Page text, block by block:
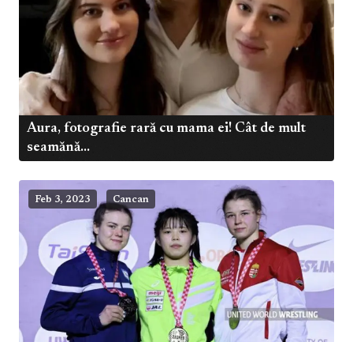
Aura, fotografie rară cu mama ei! Cât de mult
seamănă...
Feb 3, 2023 Cancan